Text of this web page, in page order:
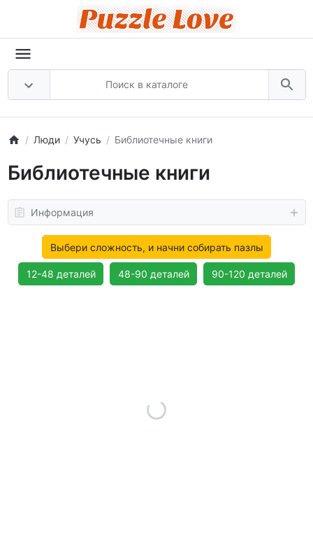
Люди Учусь Библиотечные книги
Библиотечные книги
Информация
Выбери сложность, и начни собирать пазлы
12-48 деталей 48-90 деталей 90-120 деталей